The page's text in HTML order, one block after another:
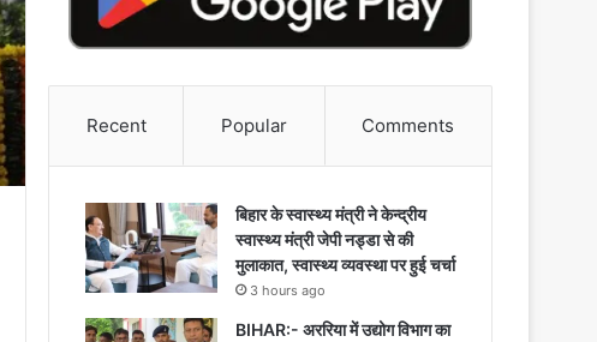
Recent Popular Comments
बिहार के स्वास्थ्य मंत्री ने केन्द्रीय
स्वास्थ्य मंत्री जेपी नड्डा से की
मुलाकात, स्वास्थ्य व्यवस्था पर हुई चर्चा
3 hours ago
BIHAR:- अररिया में उद्योग विभाग का